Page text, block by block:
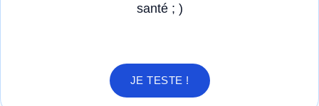
santé ; )
JE TESTE !